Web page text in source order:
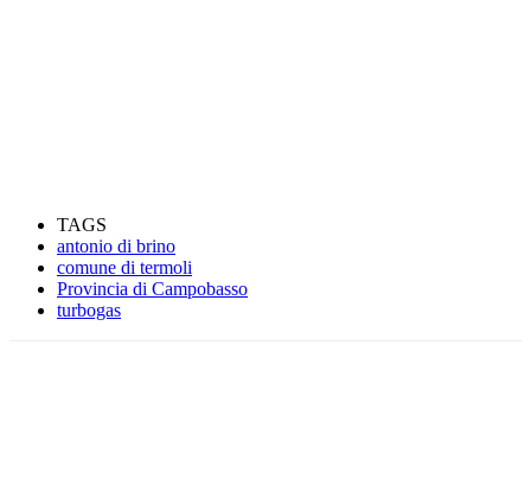
TAGS
antonio di brino
comune di termoli
Provincia di Campobasso
turbogas